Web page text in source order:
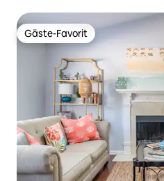
Gäste-Favorit
Gäste-Favorit